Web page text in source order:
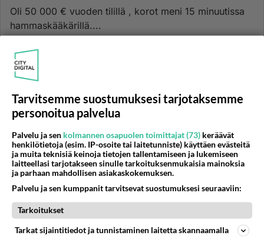
Oli 50 000 € vuoden tilillä , korot meni 15 minuutissa
hammaskääkärillä....
06.03.2025 10:42
NORDEA
Nordea sulki nettiostosmahdollisuuden
järkyttynyt siitä miten Nordea ilmoittamatta on sulkenut
yhtäkkiä Maste...
06.05.2025 19:30 8 527
NORDEA
Nordean osake
Tarvitsemme suostumuksesi tarjotaksemme
personoitua palvelua
Palvelu ja sen kolmannen osapuolen toimittajat (73) keräävät
henkilötietoja (esim. IP-osoite tai laitetunniste) käyttäen evästeitä
ja muita teknisiä keinoja tietojen tallentamiseen ja lukemiseen
laitteellasi tarjotakseen sinulle tarkoituksenmukaisia mainoksia
ja parhaan mahdollisen asiakaskokemuksen.
Palvelu ja sen kumppanit tarvitsevat suostumuksesi seuraaviin:
Tarkoitukset
Tarkat sijaintitiedot ja tunnistaminen laitetta skannaamalla